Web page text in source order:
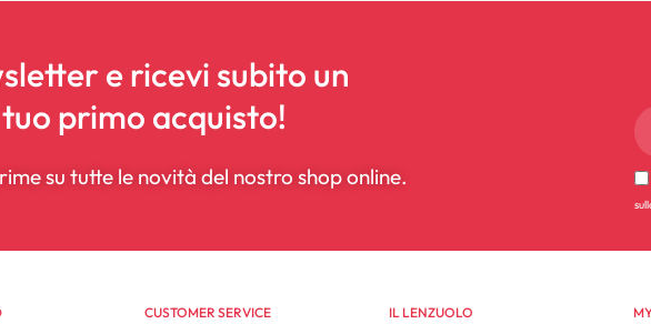
e ricevi subito un
primo acquisto!
su tutte le novità del nostro shop online.
CUSTOMER SERVICE IL LENZUOLO